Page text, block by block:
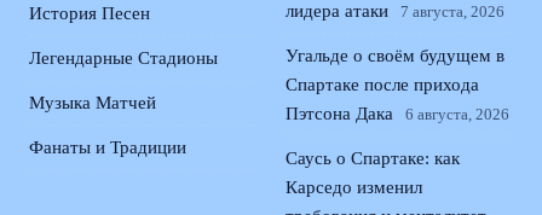
История Песен
Легендарные Стадионы
Музыка Матчей
Фанаты и Традиции
лидера атаки
7 августа, 2026
Угальде о своём будущем в
Спартаке после прихода
Пэтсона Дака
6 августа, 2026
Саусь о Спартаке: как
Карседо изменил